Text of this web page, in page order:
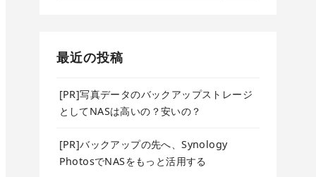
最近の投稿
[PR]写真データのバックアップストレージ
としてNASは高いの？安いの？
[PR]バックアップの先へ、Synology
PhotosでNASをもっと活用する